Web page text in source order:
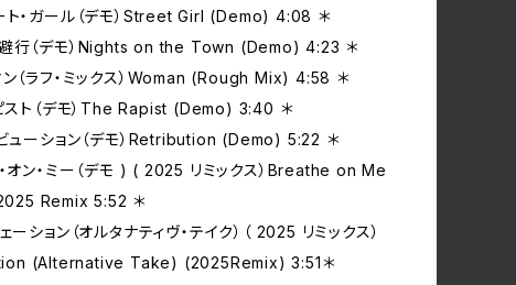
ト‧ガール（デモ）Street Girl (Demo) 4:08 ＊
⾏（デモ）Nights on the Town (Demo) 4:23 ＊
（ラフ‧ミックス）Woman (Rough Mix) 4:58 ＊
スト（デモ）The Rapist (Demo) 3:40 ＊
ューション（デモ）Retribution (Demo) 5:22 ＊
オン‧ミー（デモ ) ( 2025 リミックス）Breathe on Me
Remix 5:52 ＊
ーション（オルタナティヴ‧テイク）（ 2025 リミックス）
(Alternative Take) (2025Remix) 3:51＊